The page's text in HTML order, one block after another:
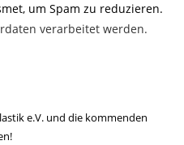
um Spam zu reduzieren.
verarbeitet werden.
e.V. und die kommenden